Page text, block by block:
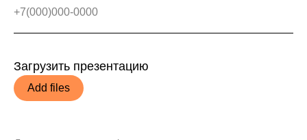
Загрузить презентацию
Add files